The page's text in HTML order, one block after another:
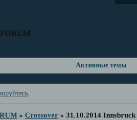
Активные темы
.
»Crossover »31.10.2014